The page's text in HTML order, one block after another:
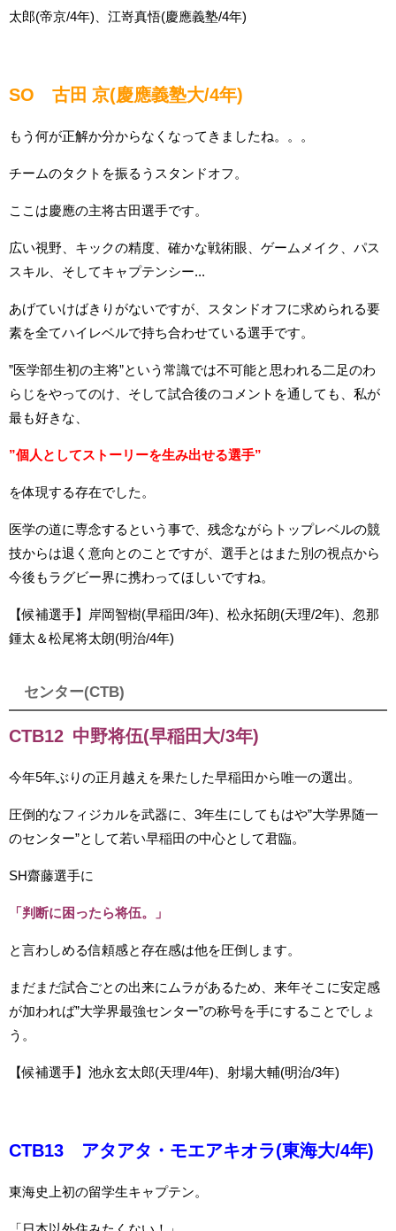
太郎(帝京/4年)、江嵜真悟(慶應義塾/4年)
SO 古田 京(慶應義塾大/4年)
もう何が正解か分からなくなってきましたね。。。
チームのタクトを振るうスタンドオフ。
ここは慶應の主将古田選手です。
広い視野、キックの精度、確かな戦術眼、ゲームメイク、パス
スキル、そしてキャプテンシー...
あげていけばきりがないですが、スタンドオフに求められる要
素を全てハイレベルで持ち合わせている選手です。
”医学部生初の主将”という常識では不可能と思われる二足のわ
らじをやってのけ、そして試合後のコメントを通しても、私が
最も好きな、
”個人としてストーリーを生み出せる選手”
を体現する存在でした。
医学の道に専念するという事で、残念ながらトップレベルの競
技からは退く意向とのことですが、選手とはまた別の視点から
今後もラグビー界に携わってほしいですね。
【候補選手】岸岡智樹(早稲田/3年)、松永拓朗(天理/2年)、忽那
鍾太＆松尾将太朗(明治/4年)
センター(CTB)
CTB12 中野将伍(早稲田大/3年)
今年5年ぶりの正月越えを果たした早稲田から唯一の選出。
圧倒的なフィジカルを武器に、3年生にしてもはや”大学界随一
のセンター”として若い早稲田の中心として君臨。
SH齋藤選手に
「判断に困ったら将伍。」
と言わしめる信頼感と存在感は他を圧倒します。
まだまだ試合ごとの出来にムラがあるため、来年そこに安定感
が加われば”大学界最強センター”の称号を手にすることでしょ
う。
【候補選手】池永玄太郎(天理/4年)、射場大輔(明治/3年)
CTB13 アタアタ・モエアキオラ(東海大/4年)
東海史上初の留学生キャプテン。